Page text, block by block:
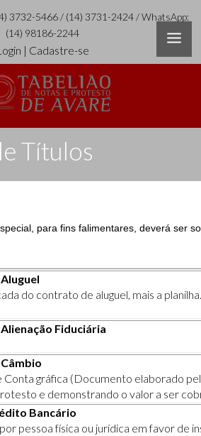
3732-5466 / (14) 3731-2424 / WhatsApp:
(14) 98186-2244
| Cadastre-se
Títulos
para fins falimentares, deverá ser
do contrato de aluguel, mais a
Fiduciária
Conta gráfica (Documento elaborado
e demonstrando o valor a ser
Bancário
pessoa física ou jurídica em favor de